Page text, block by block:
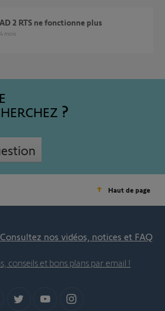
2 RTS ne fonctionne plus
4 mois
Haut de page
Consultez nos vidéos, notices et FAQ
conseils et bons plans par email !